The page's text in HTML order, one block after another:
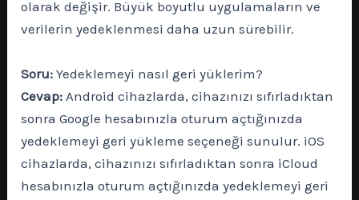
olarak değişir. Büyük boyutlu uygulamaların ve
verilerin yedeklenmesi daha uzun sürebilir.
Soru: Yedeklemeyi nasıl geri yüklerim?
Cevap: Android cihazlarda, cihazınızı sıfırladıktan
sonra Google hesabınızla oturum açtığınızda
yedeklemeyi geri yükleme seçeneği sunulur. iOS
cihazlarda, cihazınızı sıfırladıktan sonra iCloud
hesabınızla oturum açtığınızda yedeklemeyi geri